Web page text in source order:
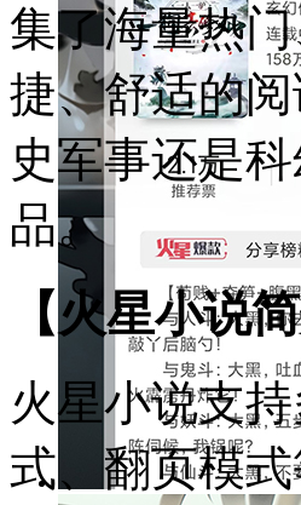
集了海量热
捷、舒适的
史军事还是
品。
【火星小说
火星小说支
式、翻页模